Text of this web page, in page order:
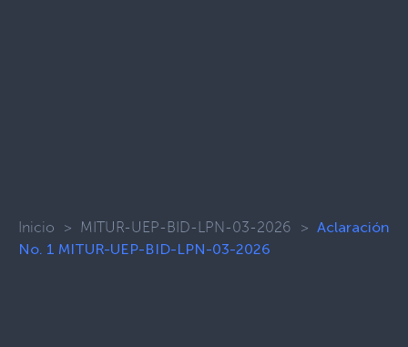
Inicio > MITUR-UEP-BID-LPN-03-2026 > Aclaración
No. 1 MITUR-UEP-BID-LPN-03-2026